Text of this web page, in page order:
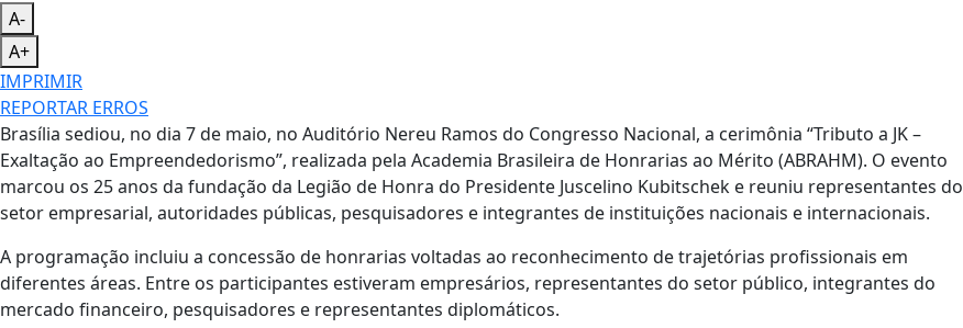
A-
A+
IMPRIMIR
REPORTAR ERROS
Brasília sediou, no dia 7 de maio, no Auditório Nereu Ramos do Congresso Nacional, a cerimônia “Tributo a JK –
Exaltação ao Empreendedorismo”, realizada pela Academia Brasileira de Honrarias ao Mérito (ABRAHM). O evento
marcou os 25 anos da fundação da Legião de Honra do Presidente Juscelino Kubitschek e reuniu representantes do
setor empresarial, autoridades públicas, pesquisadores e integrantes de instituições nacionais e internacionais.
A programação incluiu a concessão de honrarias voltadas ao reconhecimento de trajetórias profissionais em
diferentes áreas. Entre os participantes estiveram empresários, representantes do setor público, integrantes do
mercado financeiro, pesquisadores e representantes diplomáticos.